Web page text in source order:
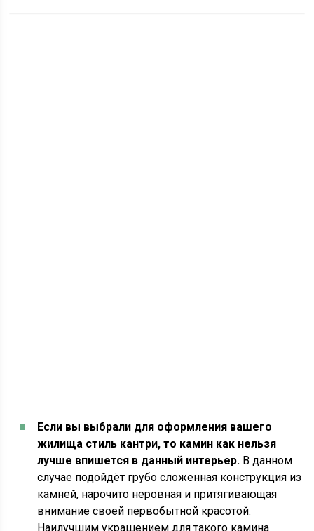
Если вы выбрали для оформления вашего
жилища стиль кантри, то камин как нельзя
лучше впишется в данный интерьер. В данном
случае подойдёт грубо сложенная конструкция из
камней, нарочито неровная и притягивающая
внимание своей первобытной красотой.
Наилучшим украшением для такого камина